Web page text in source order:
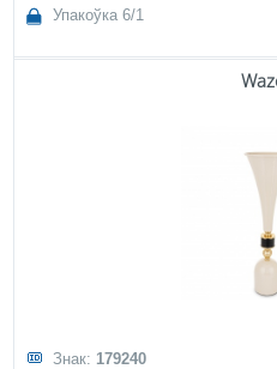
Упакоўка 6/1
Знак: 179240